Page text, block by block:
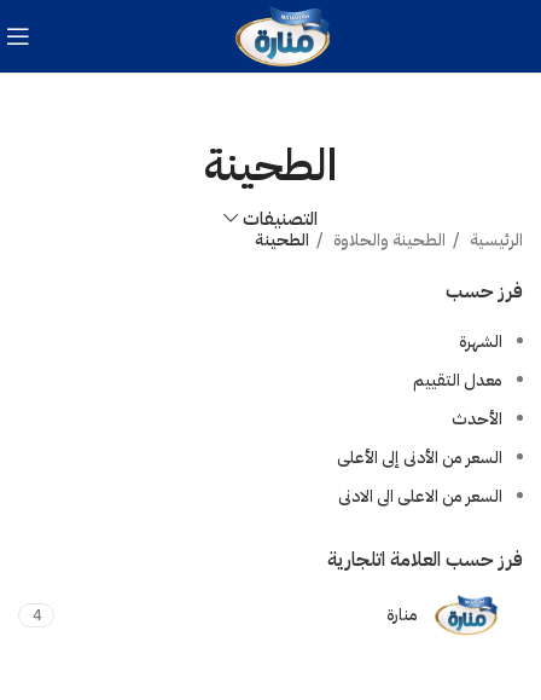
الطحينة
التصنيفات
الرئيسية الطحينة والحلاوة الطحينة
فرز حسب
الشهرة
معدل التقييم
الأحدث
السعر من الأدنى إلى الأعلى
السعر من الاعلى الى الادنى
فرز حسب العلامة اتلجارية
منارة 4